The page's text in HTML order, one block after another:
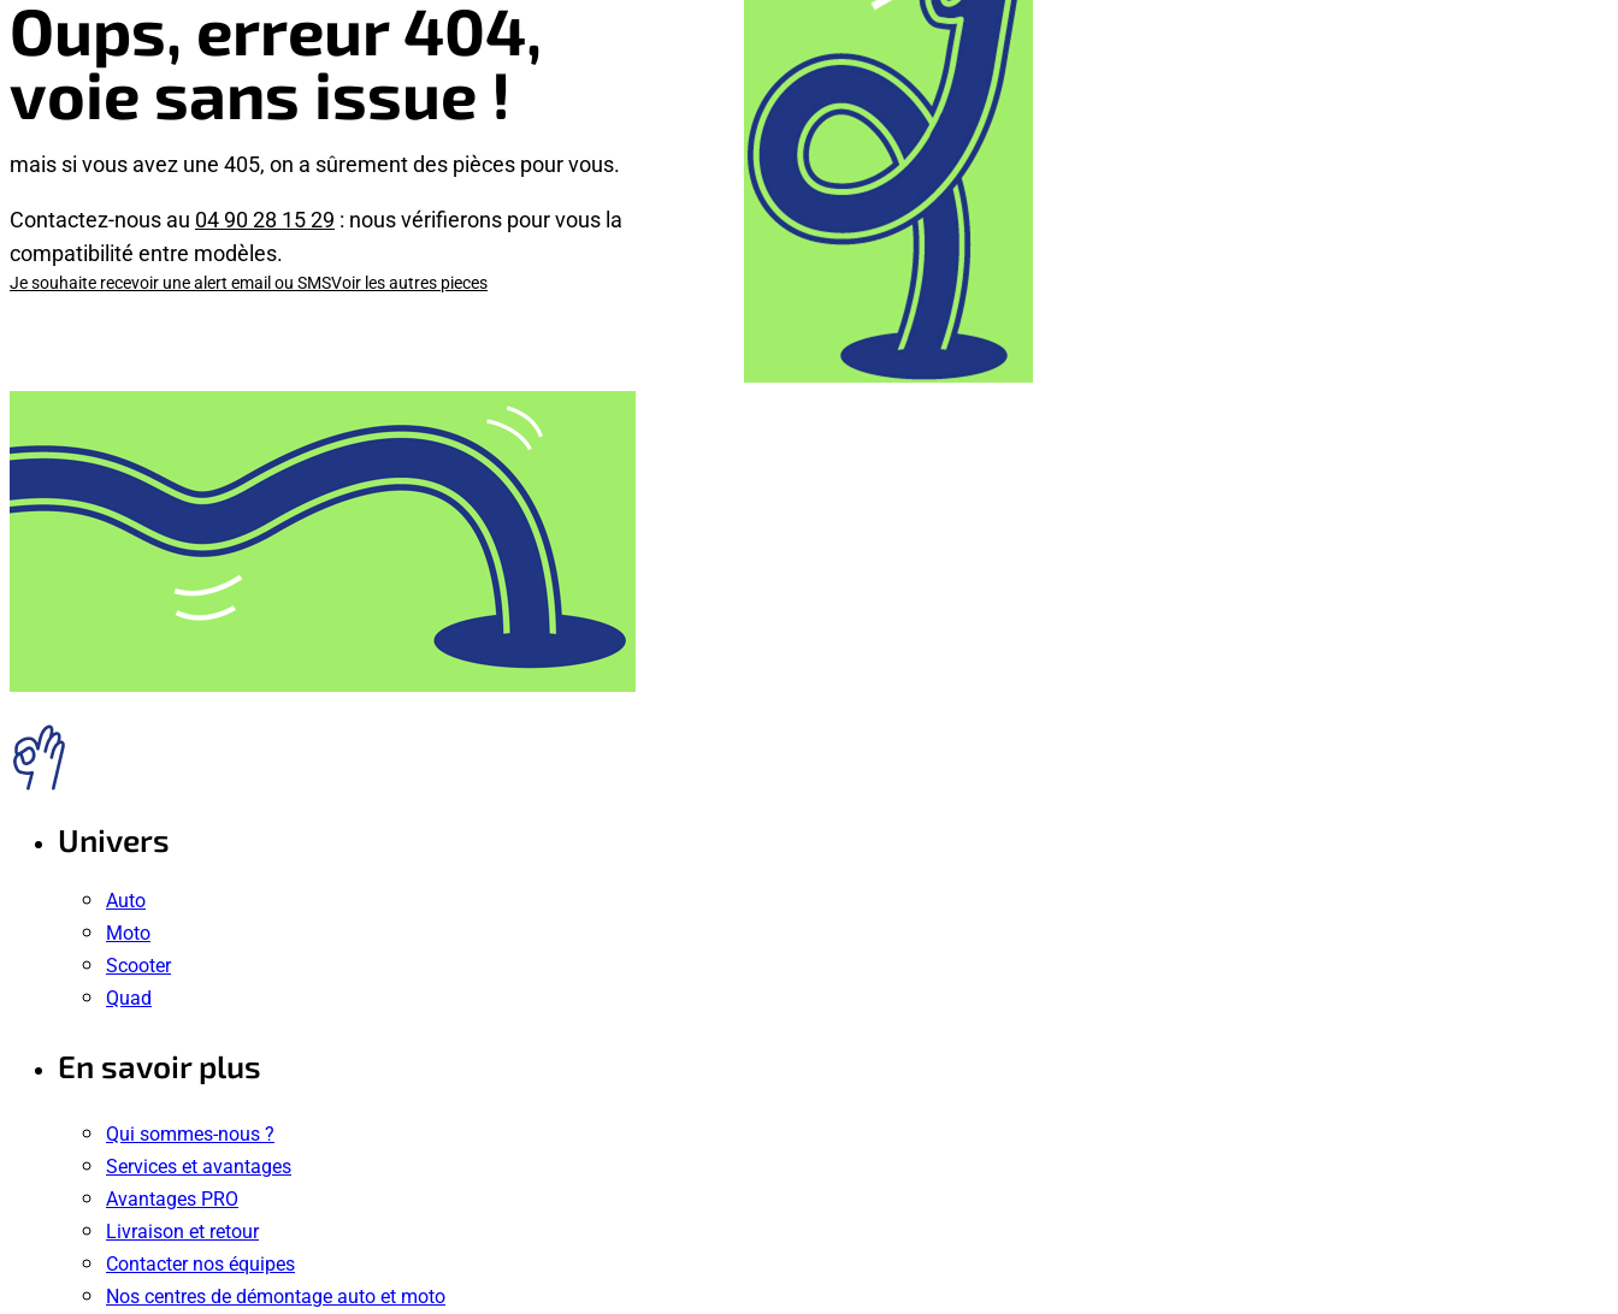
Oups, erreur 404,
voie sans issue !
mais si vous avez une 405, on a sûrement des pièces pour vous.
Contactez-nous au 04 90 28 15 29 : nous vérifierons pour vous la
compatibilité entre modèles.
Je souhaite recevoir une alert email ou SMSVoir les autres pieces
Univers
Auto
Moto
Scooter
Quad
En savoir plus
Qui sommes-nous ?
Services et avantages
Avantages PRO
Livraison et retour
Contacter nos équipes
Nos centres de démontage auto et moto